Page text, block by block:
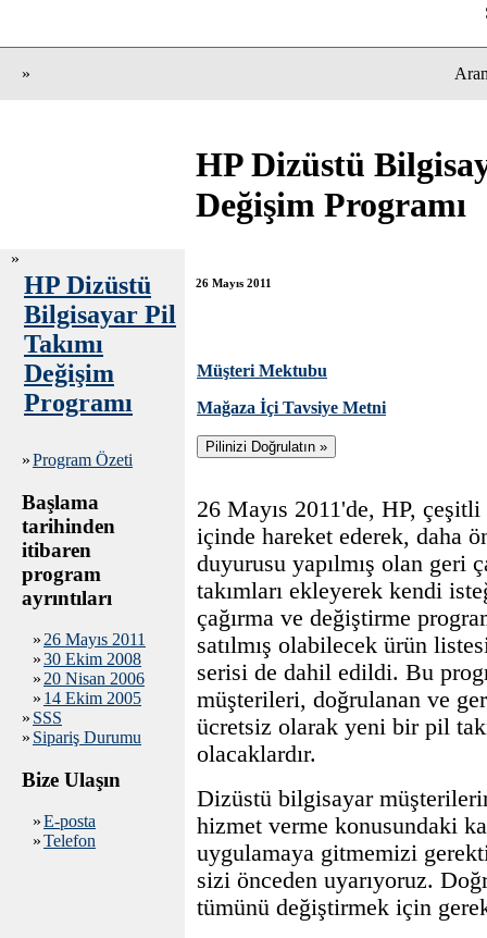
»
HP Dizüstü
Değişim Programı
»
HP Dizüstü
Bilgisayar Pil
Takımı
Değişim
Programı
»Program Özeti
Başlama
tarihinden
itibaren
program
ayrıntıları
» 26 Mayıs 2011
»30 Ekim 2008
» 20 Nisan 2006
» 14 Ekim 2005
» SSS
» Sipariş Durumu
Bize Ulaşın
»E-posta
»Telefon
26 Mayıs 2011
Müşteri Mektubu
Mağaza İçi Tavsiye Metni
26 Mayıs 2011'de, HP,
içinde hareket ederek, daha
duyurusu yapılmış olan geri
takımları ekleyerek kendi
çağırma ve değiştirme
satılmış olabilecek ürün
serisi de dahil edildi. Bu
müşterileri, doğrulanan ve
ücretsiz olarak yeni bir pil
olacaklardır.
Dizüstü bilgisayar
hizmet verme konusundaki
uygulamaya gitmemizi
sizi önceden uyarıyoruz.
tümünü değiştirmek için